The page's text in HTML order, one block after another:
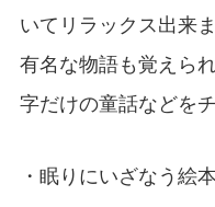
いてリラックス出来ま
有名な物語も覚えら
字だけの童話などを
・眠りにいざなう絵本